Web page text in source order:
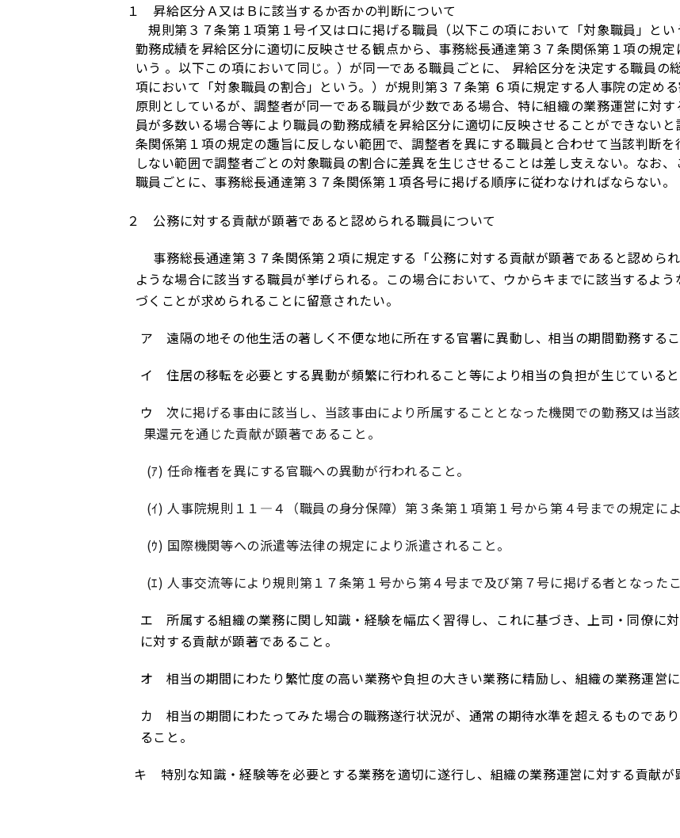
１ 昇給区分Ａ又はＢに該当するか否かの判断について
規則第３７条第１項第１号イ又はロに掲げる職員（以下この項において「対象職員」と
勤務成績を昇給区分に適切に反映させる観点から、事務総長通達第３７条関係第１項の規
いう 。以下この項において同じ。）が同一である職員ごとに、 昇給区分を決定する職員の
項において「対象職員の割合」という。）が規則第３７条第 ６項に規定する人事院の定め
原則としているが、調整者が同一である職員が少数である場合、特に組織の業務運営に対
員が多数いる場合等により職員の勤務成績を昇給区分に適切に反映させることができない
条関係第１項の規定の趣旨に反しない範囲で、調整者を異にする職員と合わせて当該判断
しない範囲で調整者ごとの対象職員の割合に差異を生じさせることは差し支えない。なお
職員ごとに、事務総長通達第３７条関係第１項各号に掲げる順序に従わなければならない。
２ 公務に対する貢献が顕著であると認められる職員について
事務総長通達第３７条関係第２項に規定する「公務に対する貢献が顕著であると認めら
ような場合に該当する職員が挙げられる。この場合において、ウからキまでに該当するよ
づくことが求められることに留意されたい。
ア 遠隔の地その他生活の著しく不便な地に所在する官署に異動し、相当の期間勤務するこ
イ 住居の移転を必要とする異動が頻繁に行われること等により相当の負担が生じていると
ウ 次に掲げる事由に該当し、当該事由により所属することとなった機関での勤務又は当
果還元を通じた貢献が顕著であること。
(ｱ)任命権者を異にする官職への異動が行われること。
(ｲ) 人事院規則１１―４（職員の身分保障）第３条第１項第１号から第４号までの規定に
(ｳ) 国際機関等への派遣等法律の規定により派遣されること。
(ｴ) 人事交流等により規則第１７条第１号から第４号まで及び第７号に掲げる者となったこ
エ 所属する組織の業務に関し知識・経験を幅広く習得し、これに基づき、上司・同僚に
に対する貢献が顕著であること。
オ 相当の期間にわたり繁忙度の高い業務や負担の大きい業務に精励し、組織の業務運営に
カ 相当の期間にわたってみた場合の職務遂行状況が、通常の期待水準を超えるものであ
ること。
キ 特別な知識・経験等を必要とする業務を適切に遂行し、組織の業務運営に対する貢献が